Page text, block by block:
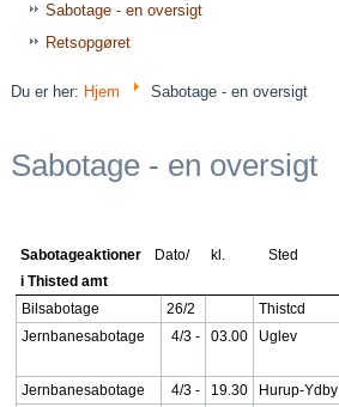
Sabotage - en oversigt
Retsopgøret
Du er her: Hjem Sabotage - en oversigt
Sabotage - en oversigt
Sabotageaktioner
i Thisted amt
Dato/ kl. Sted
Bilsabotage 26/2 Thistcd
Jernbanesabotage
4/3 - 03.00 Uglev
Jernbanesabotage
4/3 - 19.30 Hurup-Ydby